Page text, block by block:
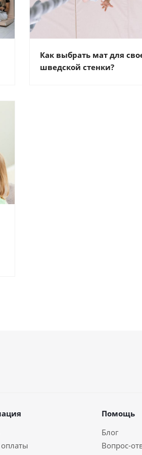
Как выбрать мат для
шведской стенки?
Помощь
Блог
Вопрос-